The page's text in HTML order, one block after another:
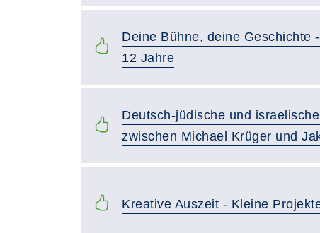
Deine Bühne, deine Geschichte
12 Jahre
Deutsch-jüdische und
zwischen Michael Krüger und
Kreative Auszeit - Kleine